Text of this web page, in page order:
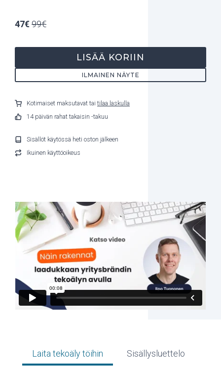
47€99€
LISÄÄ KORIIN
ILMAINEN NÄYTE
Kotimaiset maksutavat tai tilaa laskulla
14 päivän rahat takaisin -takuu
Sisällöt käytössä heti oston jälkeen
Ikuinen käyttöoikeus
Laita tekoäly töihin Sisällysluettelo